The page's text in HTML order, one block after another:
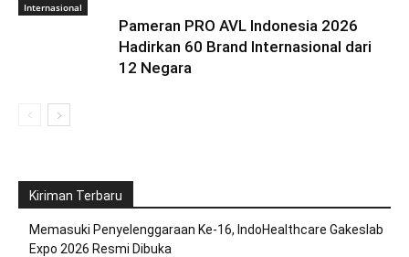
Internasional
Pameran PRO AVL Indonesia 2026
Hadirkan 60 Brand Internasional dari
12 Negara
Kiriman Terbaru
Memasuki Penyelenggaraan Ke-16, IndoHealthcare Gakeslab
Expo 2026 Resmi Dibuka